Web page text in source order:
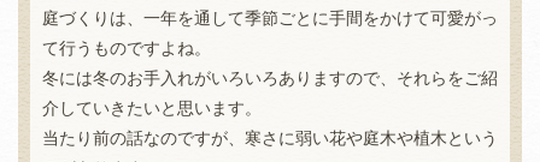
庭づくりは、一年を通して季節ごとに手間をかけて可愛がっ
て行うものですよね。
冬には冬のお手入れがいろいろありますので、それらをご紹
介していきたいと思います。
当たり前の話なのですが、寒さに弱い花や庭木や植木という